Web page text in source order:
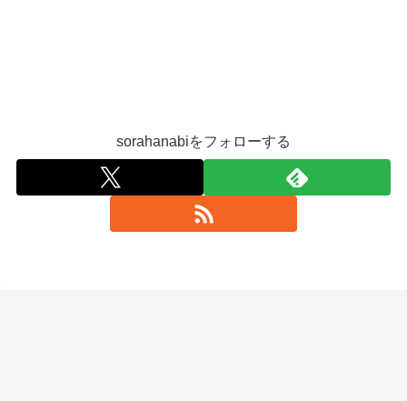
sorahanabiをフォローする